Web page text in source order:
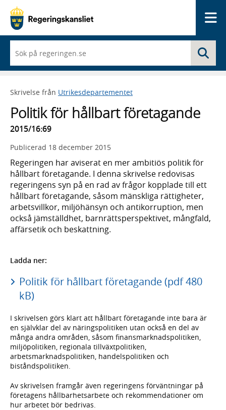
du
börjar
skriva
framträder
lista
med
sökförslag
Skrivelse från Utrikesdepartementet
Politik för hållbart företagande
2015/16:69
Publicerad 18 december 2015
Regeringen har aviserat en mer ambitiös politik för
hållbart företagande. I denna skrivelse redovisas
regeringens syn på en rad av frågor kopplade till ett
hållbart företagande, såsom mänskliga rättigheter,
arbetsvillkor, miljöhänsyn och antikorruption, men
också jämställdhet, barnrättsperspektivet, mångfald,
affärsetik och beskattning.
Ladda ner:
Politik för hållbart företagande (pdf 480
kB)
I skrivelsen görs klart att hållbart företagande inte bara är
en självklar del av näringspolitiken utan också en del av
många andra områden, såsom finansmarknadspolitiken,
miljöpolitiken, regionala tillväxtpolitiken,
arbetsmarknadspolitiken, handelspolitiken och
biståndspolitiken.
Av skrivelsen framgår även regeringens förväntningar på
företagens hållbarhetsarbete och rekommendationer om
hur arbetet bör bedrivas.